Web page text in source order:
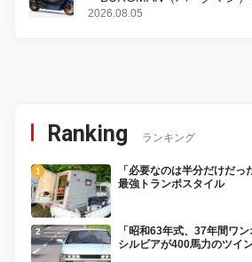
変更し、8月18日に発売
2026.08.05
Ranking ランキング
「必要なのは半分だけだ
最強トランポスタイル
「昭和63年式、37年間ワ
シルビアが400馬力のツイ